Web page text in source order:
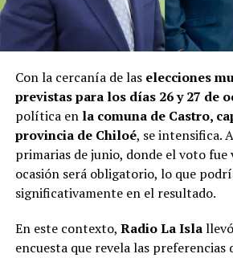
Con la cercanía de las elecciones
previstas para los días 26 y 27 de
política en la comuna de Castro,
provincia de Chiloé, se intensifica.
primarias de junio, donde el voto
ocasión será obligatorio, lo que
significativamente en el resultado.
En este contexto, Radio La Islallevó
encuesta que revela las preferencias